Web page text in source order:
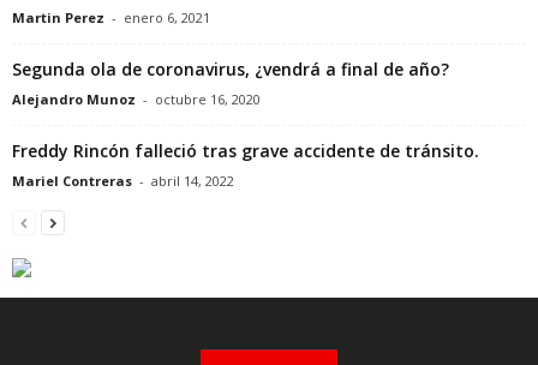
Martin Perez - enero 6, 2021
Segunda ola de coronavirus, ¿vendrá a final de año?
Alejandro Munoz - octubre 16, 2020
Freddy Rincón falleció tras grave accidente de tránsito.
Mariel Contreras - abril 14, 2022